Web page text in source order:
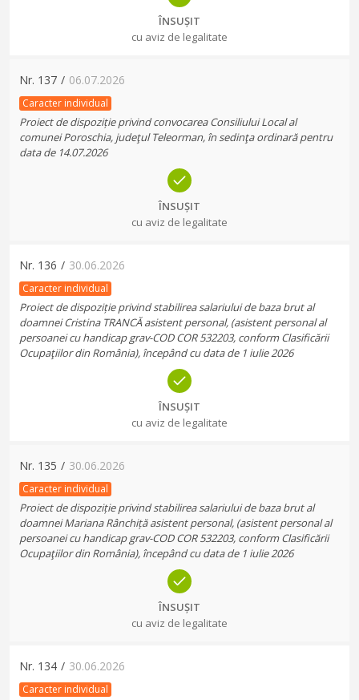
ÎNSUȘIT
cu aviz de legalitate
Nr. 137 / 06.07.2026
Caracter individual
Proiect de dispoziție privind convocarea Consiliului Local al
comunei Poroschia, judeţul Teleorman, în sedinţa ordinară pentru
data de 14.07.2026
ÎNSUȘIT
cu aviz de legalitate
Nr. 136 / 30.06.2026
Caracter individual
Proiect de dispoziție privind stabilirea salariului de baza brut al
doamnei Cristina TRANCĂ asistent personal, (asistent personal al
persoanei cu handicap grav-COD COR 532203, conform Clasificării
Ocupaţiilor din România), începând cu data de 1 iulie 2026
ÎNSUȘIT
cu aviz de legalitate
Nr. 135 / 30.06.2026
Caracter individual
Proiect de dispoziție privind stabilirea salariului de baza brut al
doamnei Mariana Rânchiță asistent personal, (asistent personal al
persoanei cu handicap grav-COD COR 532203, conform Clasificării
Ocupaţiilor din România), începând cu data de 1 iulie 2026
ÎNSUȘIT
cu aviz de legalitate
Nr. 134 / 30.06.2026
Caracter individual